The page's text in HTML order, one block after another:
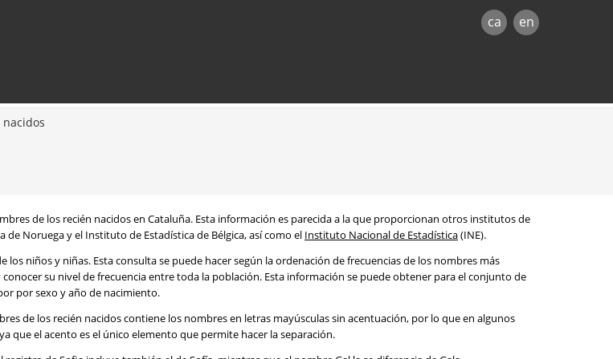
ca en
de los recién nacidos en Cataluña. Esta información es parecida a la que proporcionan otros institutos de
Noruega y el Instituto de Estadística de Bélgica, así como el Instituto Nacional de Estadística(INE).
niños y niñas. Esta consulta se puede hacer según la ordenación de frecuencias de los nombres más
su nivel de frecuencia entre toda la población. Esta información se puede obtener para el conjunto de
por sexo y año de nacimiento.
de los recién nacidos contiene los nombres en letras mayúsculas sin acentuación, por lo que en algunos
que el acento es el único elemento que permite hacer la separación.